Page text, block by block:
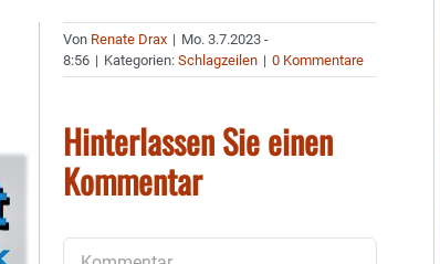
Von Renate Drax | Mo. 3.7.2023 -
8:56 | Kategorien:Schlagzeilen | 0 Kommentare
Hinterlassen Sie einen
Kommentar